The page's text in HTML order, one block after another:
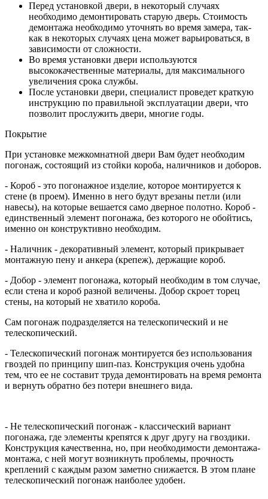
Перед установкой двери, в некоторый случаях
необходимо демонтировать старую дверь. Стоимость
демонтажа необходимо уточнять во время замера, так-
как в некоторых случаях цена может варьироваться, в
зависимости от сложности.
Во время установки двери используются
высококачественные материалы, для максимального
увеличения срока службы.
После установки двери, специалист проведет краткую
инструкцию по правильной эксплуатации двери, что
позволит прослужить двери, многие годы.
Покрытие
При установке межкомнатной двери Вам будет необходим
погонаж, состоящий из стойки короба, наличников и доборов.
- Короб - это погонажное изделие, которое монтируется к
стене (в проем). Именно в него будут врезаны петли (или
навесы), на которые вешается само дверное полотно. Короб -
единственный элемент погонажа, без которого не обойтись,
именно он конструктивно необходим.
- Наличник - декоративный элемент, который прикрывает
монтажную пену и анкера (крепеж), держащие короб.
- Добор - элемент погонажа, который необходим в том случае,
если стена и короб разной величены. Добор скроет торец
стены, на который не хватило короба.
Сам погонаж подразделяется на телескопический и не
телескопический.
- Телескопический погонаж монтируется без использования
гвоздей по принципу шип-паз. Конструкция очень удобна
тем, что ее не составит труда демонтировать на время ремонта
и вернуть обратно без потери внешнего вида.
- Не телескопический погонаж - классический вариант
погонажа, где элементы крепятся к друг другу на гвоздики.
Конструкция качественна, но, при необходимости демонтажа-
монтажа, с ней могут возникнуть проблемы, прочность
креплений с каждым разом заметно снижается. В этом плане
телескопический погонаж наиболее удобен.